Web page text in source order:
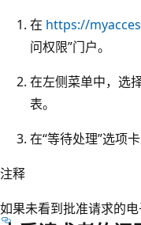
在 https://
问权限”门户。
在左侧菜单中，选
表。
在“等待处理”选项
注释
如果未看到批准请求的